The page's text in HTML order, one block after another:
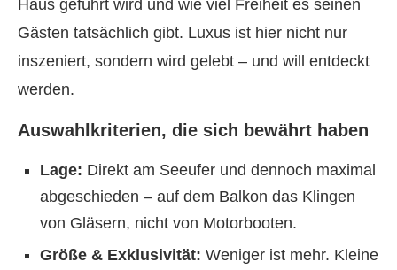
Haus geführt wird und wie viel Freiheit es seinen
Gästen tatsächlich gibt. Luxus ist hier nicht nur
inszeniert, sondern wird gelebt – und will entdeckt
werden.
Auswahlkriterien, die sich bewährt haben
Lage: Direkt am Seeufer und dennoch maximal
abgeschieden – auf dem Balkon das Klingen
von Gläsern, nicht von Motorbooten.
Größe & Exklusivität: Weniger ist mehr. Kleine